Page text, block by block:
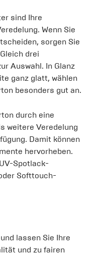
sind Ihre
Wenn Sie
sorgen Sie
drei
Auswahl. In Glanz
ganz glatt, wählen
besonders gut an.
durch eine
weitere Veredelung
Damit können
hervorheben.
Spotlack-
Softtouch-
lassen Sie Ihre
und zu fairen